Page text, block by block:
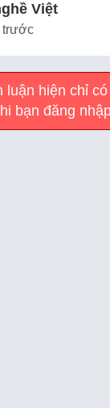
Việt
trước
hiện chỉ có
bạn đăng